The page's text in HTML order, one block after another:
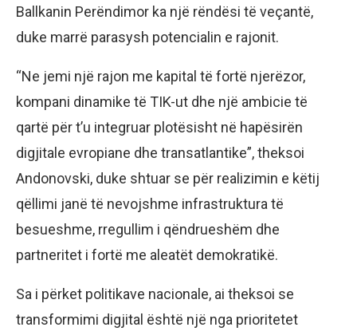
Ballkanin Perëndimor ka një rëndësi të veçantë,
duke marrë parasysh potencialin e rajonit.
“Ne jemi një rajon me kapital të fortë njerëzor,
kompani dinamike të TIK-ut dhe një ambicie të
qartë për t’u integruar plotësisht në hapësirën
digjitale evropiane dhe transatlantike”, theksoi
Andonovski, duke shtuar se për realizimin e këtij
qëllimi janë të nevojshme infrastruktura të
besueshme, rregullim i qëndrueshëm dhe
partneritet i fortë me aleatët demokratikë.
Sa i përket politikave nacionale, ai theksoi se
transformimi digjital është një nga prioritetet